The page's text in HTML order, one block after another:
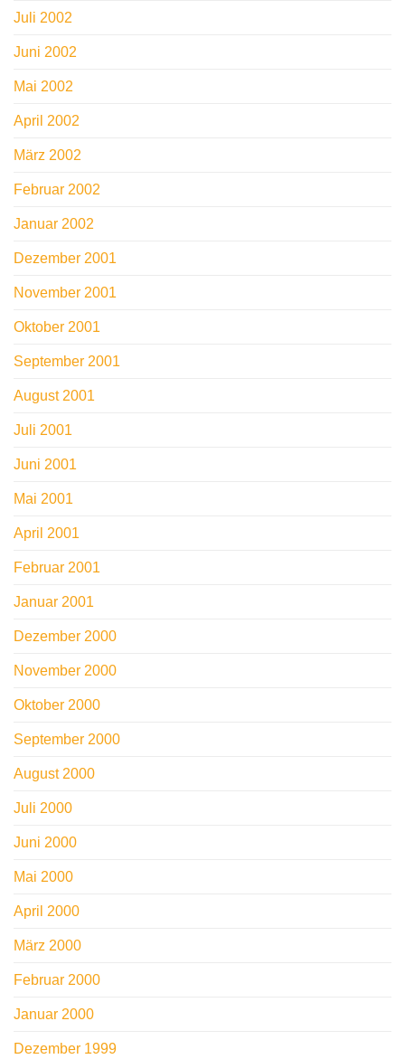
Juli 2002
Juni 2002
Mai 2002
April 2002
März 2002
Februar 2002
Januar 2002
Dezember 2001
November 2001
Oktober 2001
September 2001
August 2001
Juli 2001
Juni 2001
Mai 2001
April 2001
Februar 2001
Januar 2001
Dezember 2000
November 2000
Oktober 2000
September 2000
August 2000
Juli 2000
Juni 2000
Mai 2000
April 2000
März 2000
Februar 2000
Januar 2000
Dezember 1999